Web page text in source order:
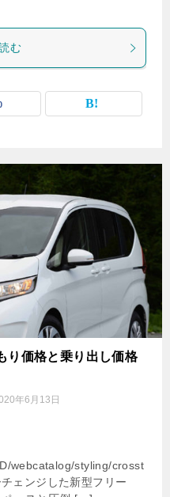
む
り価格と乗り出し価格
年6月13日
webcatalog/styling/crosst
ェンジした新型フリー